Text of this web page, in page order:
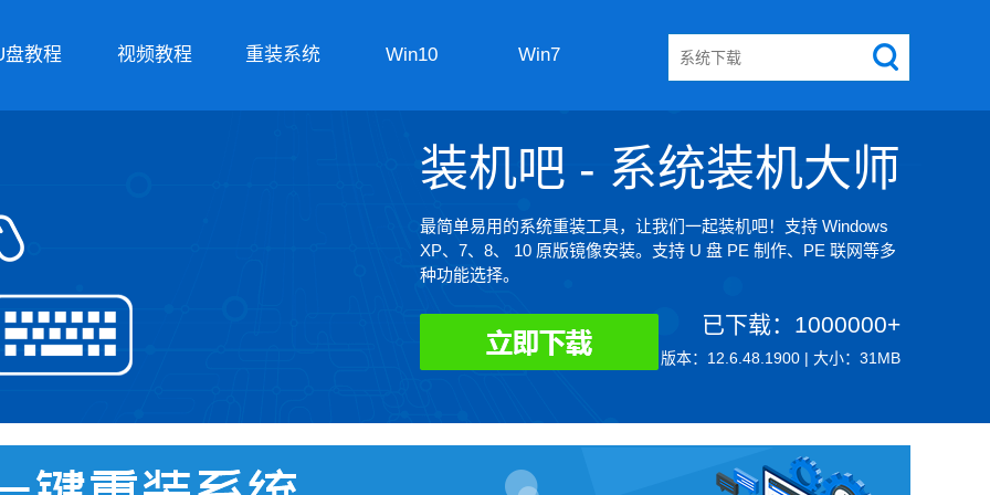
盘教程 视频教程 重装系统 Win10 Win7
装机吧 - 系统装机大师
最简单易用的系统重装工具，让我们一起装机吧！支持 Windows
XP、7、8、 10 原版镜像安装。支持 U 盘 PE 制作、PE 联网等多
种功能选择。
已下载：1000000+
版本：12.6.48.1900 | 大小：31MB